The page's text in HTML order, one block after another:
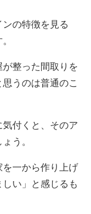
の特徴を見る
整った間取りを
うのは普通のこ
付くと、そのア
う。
一から作り上げ
い」と感じるも